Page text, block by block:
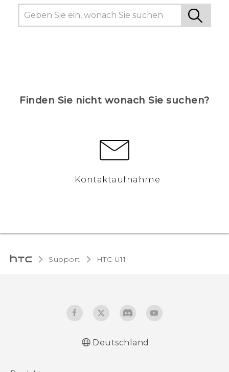
Finden Sie nicht wonach Sie suchen?
Kontaktaufnahme
Support HTC U11‎
Deutschland